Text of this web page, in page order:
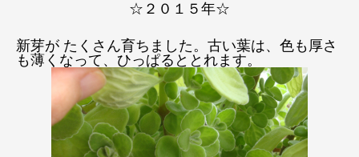
☆２０１５年☆
新芽が たくさん育ちました。古い葉は、色も厚さ
も薄くなって、ひっぱるととれます。